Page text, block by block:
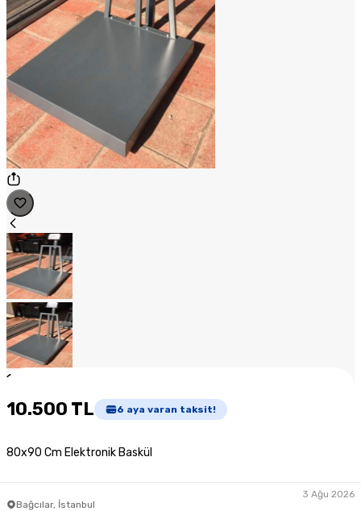
1
10.500 TL 6 aya varan taksit!
80x90 Cm Elektronik Baskül
Bağcılar, İstanbul
3 Ağu 2026